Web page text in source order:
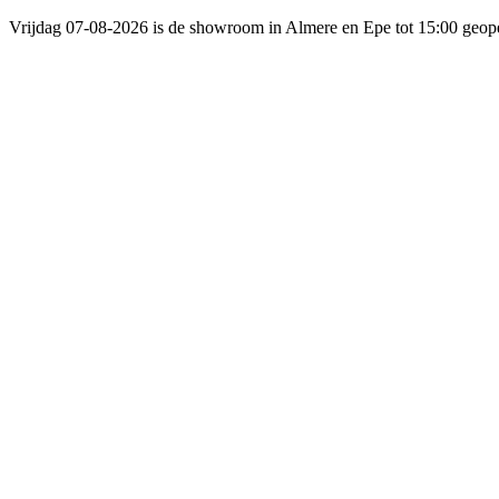
Vrijdag 07-08-2026 is de showroom in Almere en Epe tot 15:00